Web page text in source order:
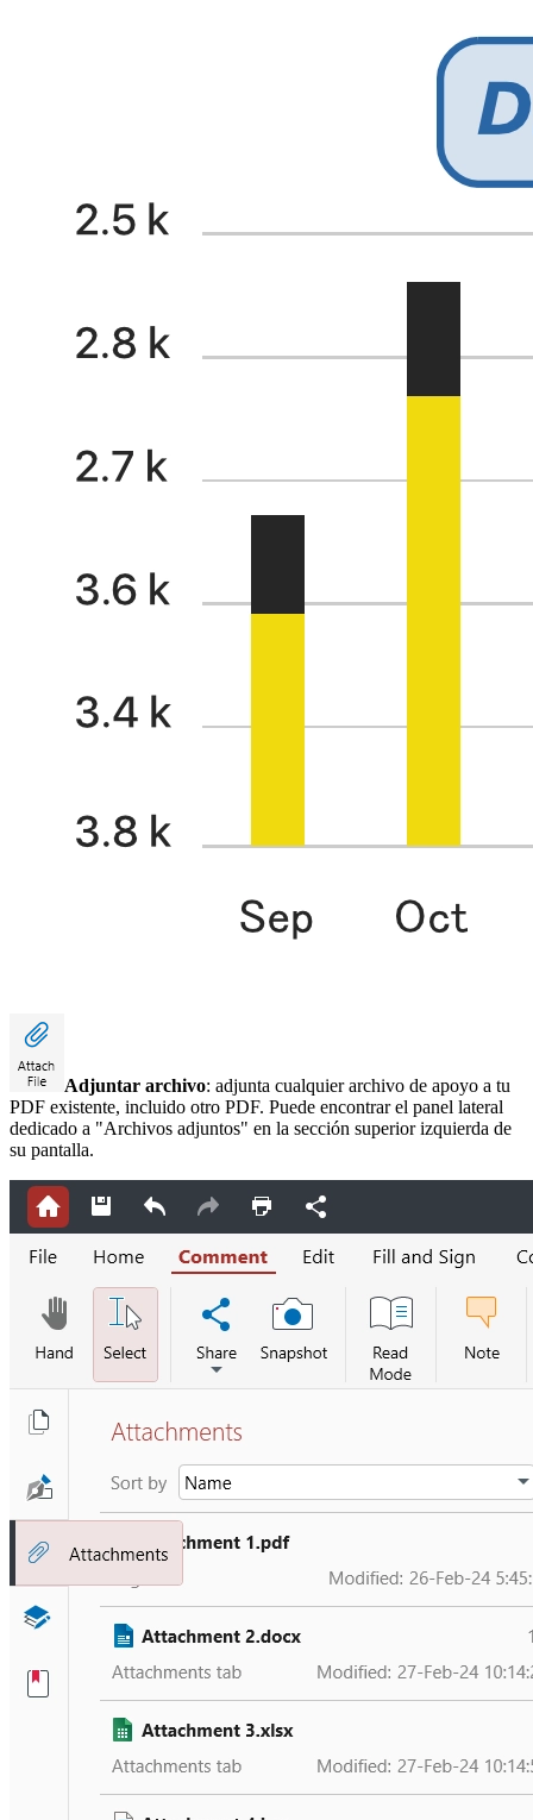
Adjuntar archivo: adjunta cualquier archivo de apoyo a tu
PDF existente, incluido otro PDF. Puede encontrar el panel lateral
dedicado a "Archivos adjuntos" en la sección superior izquierda de
su pantalla.